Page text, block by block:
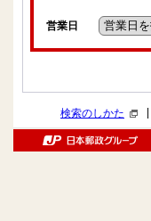
営業日
検索のしかた